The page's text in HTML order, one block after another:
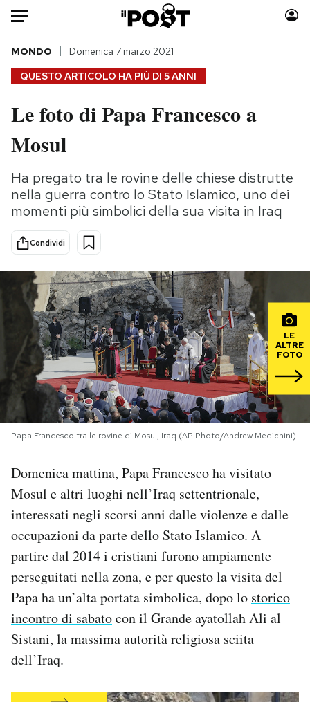
Auto
HOME
Italia
Politica
Tecnologia
Internet
Scienza
Cultura
Economia
Sport
Moda
Storie/Idee
Ok Boomer!
Media
Mondiali calcio 2026
PODCAST
NEWSLETTER
SHOP
CALENDARIO
AREA PERSONALE
Area Personale
Newsletter
Regala il Post
Hai bisogno di aiuto?
QUESTO ARTICOLO HA PIÙ DI 5 ANNI
MONDO Domenica 7 marzo 2021
Le foto di Papa Francesco a
Mosul
Ha pregato tra le rovine delle chiese distrutte
nella guerra contro lo Stato Islamico, uno dei
momenti più simbolici della sua visita in Iraq
Condividi
LE
ALTRE
FOTO
Papa Francesco tra le rovine di Mosul, Iraq (AP Photo/Andrew Medichini)
Domenica mattina, Papa Francesco ha visitato
Mosul e altri luoghi nell’Iraq settentrionale,
interessati negli scorsi anni dalle violenze e dalle
occupazioni da parte dello Stato Islamico. A
partire dal 2014 i cristiani furono ampiamente
perseguitati nella zona, e per questo la visita del
Papa ha un’alta portata simbolica, dopo lo storico
incontro di sabatocon il Grande ayatollah Ali al
Sistani, la massima autorità religiosa sciita
dell’Iraq.